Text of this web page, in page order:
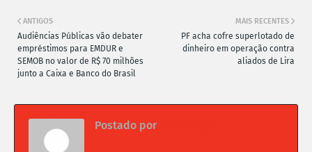
MAIS RECENTES
PF acha cofre superlotado de
dinheiro em operação contra
aliados de Lira
ANTIGOS
Audiências Públicas vão debater
empréstimos para EMDUR e
SEMOB no valor de R$ 70 milhões
junto a Caixa e Banco do Brasil
Postado por